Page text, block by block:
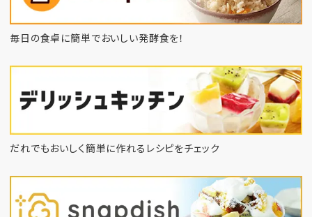
毎日の食卓に簡単でおいしい発酵食を！
だれでもおいしく簡単に作れるレシピをチェック